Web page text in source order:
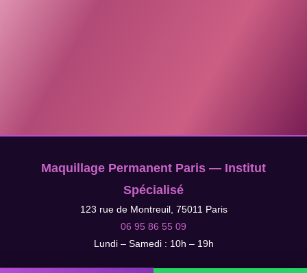
Maquillage Permanent Paris — Institut
Spécialisé
123 rue de Montreuil, 75011 Paris
06 95 86 55 09
Lundi – Samedi : 10h – 19h